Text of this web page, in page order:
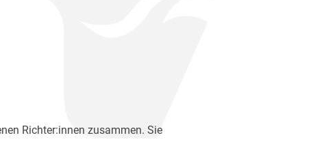
Richter:innen zusammen. Sie